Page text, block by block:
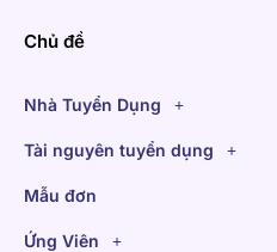
Chủ đề
Nhà Tuyển Dụng
Tài nguyên tuyển dụng
Mẫu đơn
Ứng Viên